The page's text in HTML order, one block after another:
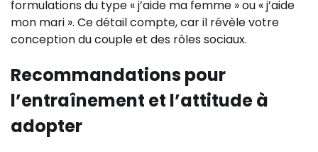
formulations du type « j’aide ma femme » ou « j’aide
mon mari ». Ce détail compte, car il révèle votre
conception du couple et des rôles sociaux.
Recommandations pour
l’entraînement et l’attitude à
adopter